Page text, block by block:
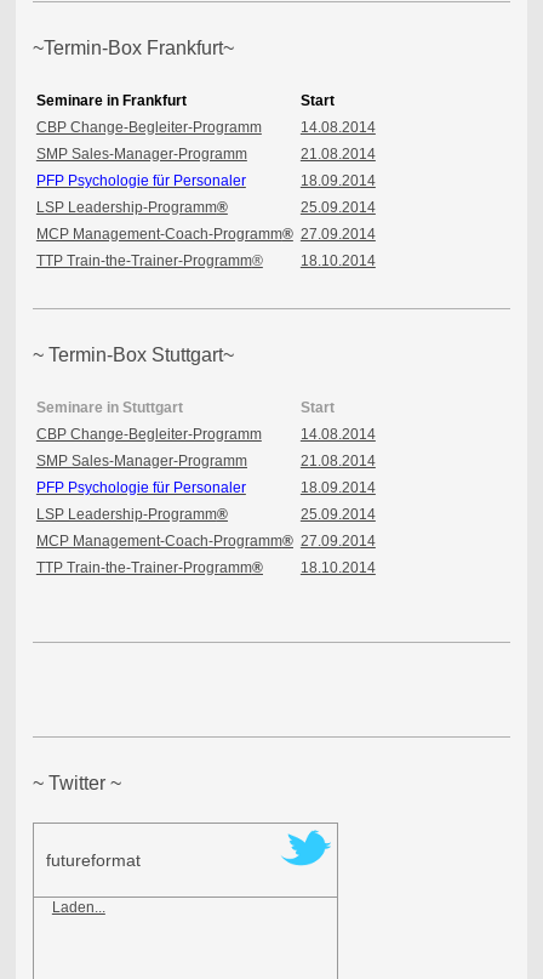
~Termin-Box Frankfurt~
Seminare in Frankfurt
Start
CBP Change-Begleiter-Programm
14.08.2014
SMP Sales-Manager-Programm
21.08.2014
PFP Psychologie für Personaler
18.09.2014
LSP Leadership-Programm®
25.09.2014
MCP Management-Coach-Programm® 27.09.2014
TTP Train-the-Trainer-Programm® 18.10.2014
~ Termin-Box Stuttgart~
Seminare in Stuttgart
Start
CBP Change-Begleiter-Programm
14.08.2014
SMP Sales-Manager-Programm
21.08.2014
PFP Psychologie für Personaler
18.09.2014
LSP Leadership-Programm®
25.09.2014
MCP Management-Coach-Programm® 27.09.2014
TTP Train-the-Trainer-Programm® 18.10.2014
~ Twitter ~
futureformat
Laden...